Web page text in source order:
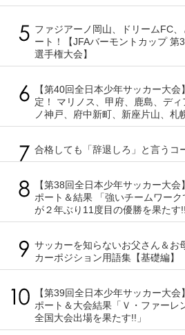
ファジアーノ岡山、ドリームFC
ート！【JFAバーモントカップ 第
選手権大会】
【第40回全日本少年サッカー大
定！ マリノス、甲府、鹿島、デ
ノ神戸、府中新町、新座片山、札
合格しても「辞退しろ」と言うコ
【第38回全日本少年サッカー大
ポート＆結果 「強いチームワー
が２年ぶり11度目の優勝を果たす!!
サッカーを知らないお父さん＆お
カーポジション用語集【基礎編】
【第39回全日本少年サッカー大
ポート＆大会結果「Ｖ・ファーレ
全国大会出場を果たす!!」